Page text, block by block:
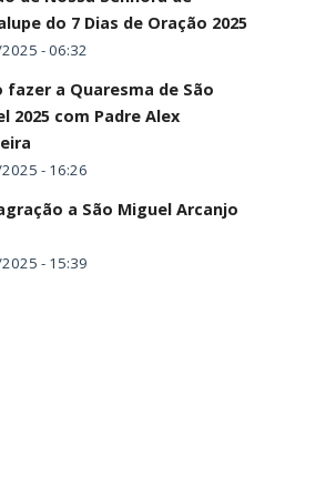
do 7 Dias de Oração 2025
- 06:32
fazer a Quaresma de São
2025 com Padre Alex
- 16:26
a São Miguel Arcanjo
- 15:39